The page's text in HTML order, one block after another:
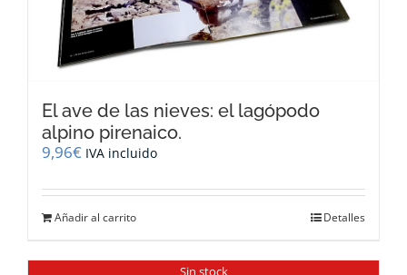
El ave de las nieves: el lagópodo
alpino pirenaico.
9,96€ IVA incluido
Añadir al carrito Detalles
Sin stock